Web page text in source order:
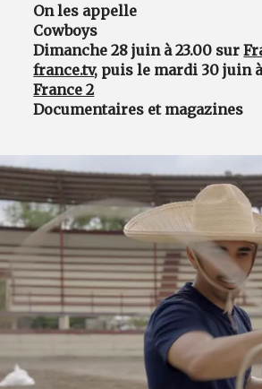
On les appelle
Cowboys
Dimanche 28 juin à 23.00 sur
france.tv, puis le mardi 30 juin
France 2
Documentaires et magazines